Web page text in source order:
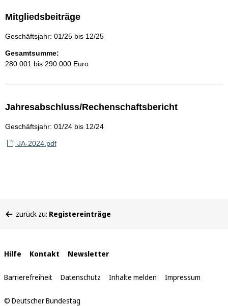
Mitgliedsbeiträge
Geschäftsjahr: 01/25 bis 12/25
Gesamtsumme:
280.001 bis 290.000 Euro
Jahresabschluss/Rechenschaftsbericht
Geschäftsjahr: 01/24 bis 12/24
JA-2024.pdf
befinden
zurück zu: Registereinträge
Interne
Links
Hilfe Kontakt Newsletter
Barrierefreiheit Datenschutz Inhalte melden Impressum
© Deutscher Bundestag